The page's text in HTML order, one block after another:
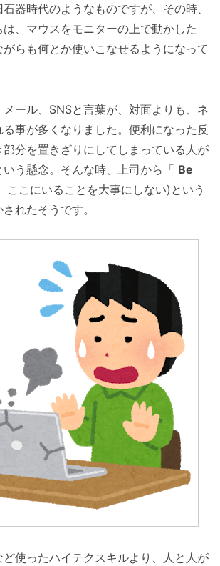
器時代のようなものですが、その時、
、マウスをモニターの上で動かした
がらも何とか使いこなせるようになって
ール、SNSと言葉が、対面よりも、ネ
事が多くなりました。便利になった反
分を置きざりにしてしまっている人が
う懸念。そんな時、上司から「 Be
ここにいることを大事にしない)という
れたそうです。
ど使ったハイテクスキルより、人と人が